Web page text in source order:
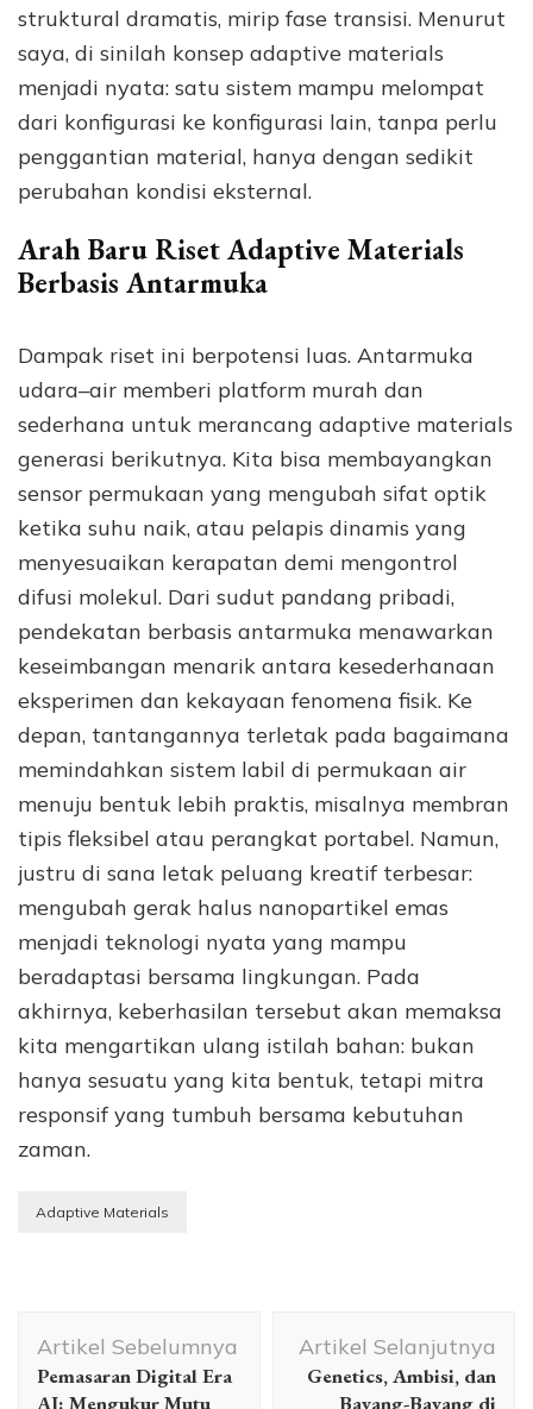
struktural dramatis, mirip fase transisi. Menurut
saya, di sinilah konsep adaptive materials
menjadi nyata: satu sistem mampu melompat
dari konfigurasi ke konfigurasi lain, tanpa perlu
penggantian material, hanya dengan sedikit
perubahan kondisi eksternal.
Arah Baru Riset Adaptive Materials
Berbasis Antarmuka
Dampak riset ini berpotensi luas. Antarmuka
udara–air memberi platform murah dan
sederhana untuk merancang adaptive materials
generasi berikutnya. Kita bisa membayangkan
sensor permukaan yang mengubah sifat optik
ketika suhu naik, atau pelapis dinamis yang
menyesuaikan kerapatan demi mengontrol
difusi molekul. Dari sudut pandang pribadi,
pendekatan berbasis antarmuka menawarkan
keseimbangan menarik antara kesederhanaan
eksperimen dan kekayaan fenomena fisik. Ke
depan, tantangannya terletak pada bagaimana
memindahkan sistem labil di permukaan air
menuju bentuk lebih praktis, misalnya membran
tipis fleksibel atau perangkat portabel. Namun,
justru di sana letak peluang kreatif terbesar:
mengubah gerak halus nanopartikel emas
menjadi teknologi nyata yang mampu
beradaptasi bersama lingkungan. Pada
akhirnya, keberhasilan tersebut akan memaksa
kita mengartikan ulang istilah bahan: bukan
hanya sesuatu yang kita bentuk, tetapi mitra
responsif yang tumbuh bersama kebutuhan
zaman.
Adaptive Materials
Artikel
Artikel Sebelumnya
Pemasaran Digital Era
AI: Mengukur Mutu
Artikel Selanjutnya
Genetics, Ambisi, dan
Bayang-Bayang di